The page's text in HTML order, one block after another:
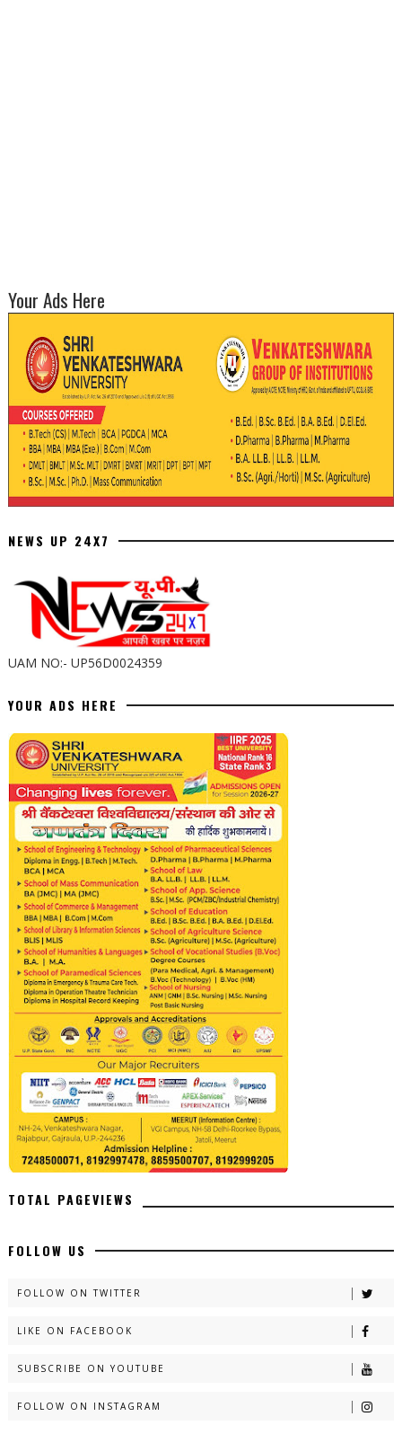
Your Ads Here
NEWS UP 24X7
UAM NO:- UP56D0024359
YOUR ADS HERE
TOTAL PAGEVIEWS
FOLLOW US
FOLLOW ON TWITTER
LIKE ON FACEBOOK
SUBSCRIBE ON YOUTUBE
FOLLOW ON INSTAGRAM